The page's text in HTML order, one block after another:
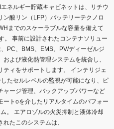
ネルギー貯蔵キャビネットは、リチウ
酸リン（LFP）バッテリーテクノロ
までのスケーラブルな容量を備えて
。 事前に設計されたコンテナソリュー
PC、BMS、EMS、PV/ディーゼルジ
よび液化熱管理システムを統合し、
ィをサポートします。 インテリジェ
たセルレベルの監視が可能になり、ピ
ャージ管理、バックアップパワーなど
トoを介したリアルタイムのパフォー
。 エアロゾルの火災抑制と液体冷却
たこのシステムは、